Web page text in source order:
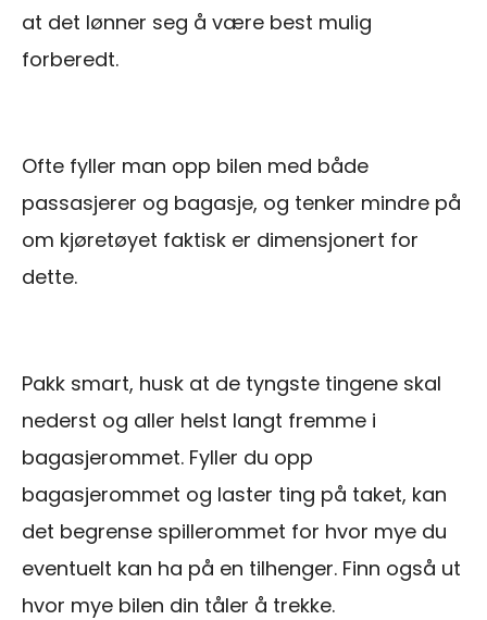
at det lønner seg å være best mulig
forberedt.
Ofte fyller man opp bilen med både
passasjerer og bagasje, og tenker mindre på
om kjøretøyet faktisk er dimensjonert for
dette.
Pakk smart, husk at de tyngste tingene skal
nederst og aller helst langt fremme i
bagasjerommet. Fyller du opp
bagasjerommet og laster ting på taket, kan
det begrense spillerommet for hvor mye du
eventuelt kan ha på en tilhenger. Finn også ut
hvor mye bilen din tåler å trekke.